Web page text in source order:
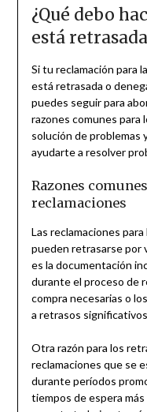
¿Qué debo
está
Si tu reclamación para
está retrasada o
puedes seguir para
razones comunes para
solución de problemas
ayudarte a resolver
Razones
reclamaciones
Las reclamaciones para
pueden retrasarse por
es la documentación
durante el proceso de
compra necesarias o
a retrasos
Otra razón para los
reclamaciones que se
durante períodos
tiempos de espera